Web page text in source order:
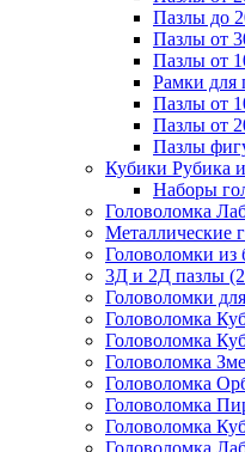
Пазлы до
Пазлы от
Пазлы от
Рамки для
Пазлы от
Пазлы от
Пазлы
Кубики Рубика
Наборы
Головоломка
Металлические
Головоломки из
3Д и 2Д пазлы
Головоломки
Головоломка
Головоломка
Головоломка
Головоломка
Головоломка
Головоломка